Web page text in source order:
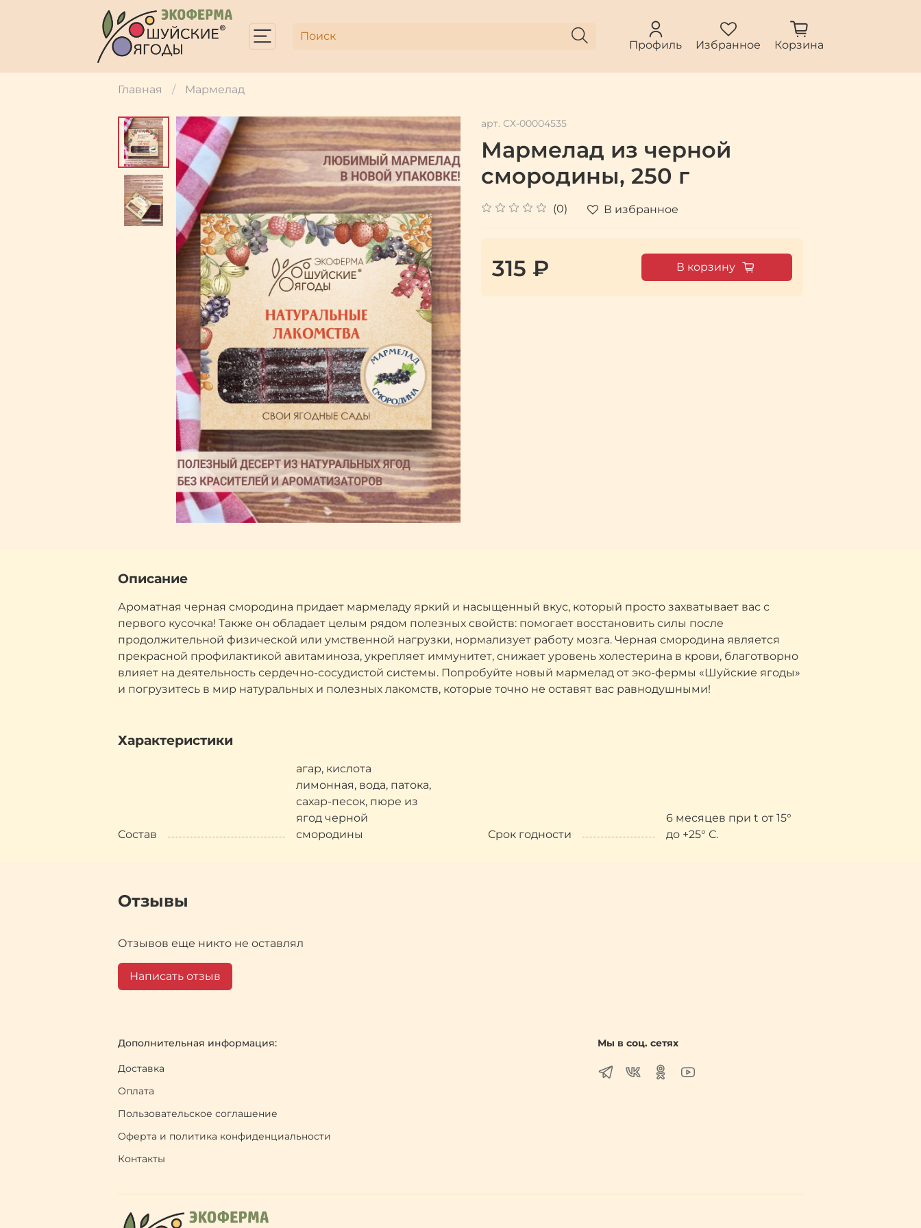
Профиль Избранное Корзина
Главная Мармелад
арт. СХ-00004535
Мармелад из черной
смородины, 250 г
(0) В избранное
315 ₽ В корзину
Описание
Ароматная черная смородина придает мармеладу яркий и насыщенный вкус, который просто захватывает вас с
первого кусочка! Также он обладает целым рядом полезных свойств: помогает восстановить силы после
продолжительной физической или умственной нагрузки, нормализует работу мозга. Черная смородина является
прекрасной профилактикой авитаминоза, укрепляет иммунитет, снижает уровень холестерина в крови, благотворно
влияет на деятельность сердечно-сосудистой системы. Попробуйте новый мармелад от эко-фермы «Шуйские ягоды»
и погрузитесь в мир натуральных и полезных лакомств, которые точно не оставят вас равнодушными!
Характеристики
Состав
агар, кислота
лимонная, вода, патока,
сахар-песок, пюре из
ягод черной
смородины
Срок годности
6 месяцев при t от 15°
до +25° С.
Отзывы
Отзывов еще никто не оставлял
Написать отзыв
Дополнительная информация:
Доставка
Оплата
Пользовательское соглашение
Оферта и политика конфиденциальности
Контакты
Мы в соц. сетях